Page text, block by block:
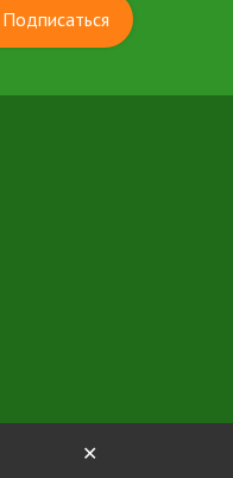
Подписаться
✕